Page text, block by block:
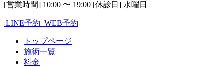
[営業時間] 10:00 〜 19:00 [休診日] 水曜日
LINE予約 WEB予約
トップページ
施術一覧
料金